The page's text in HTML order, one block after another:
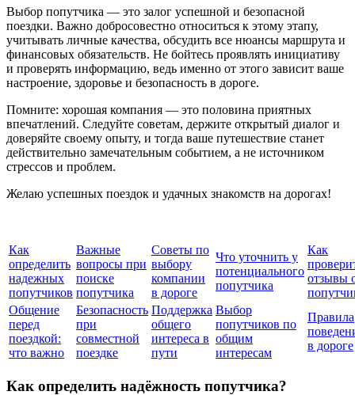
Выбор попутчика — это залог успешной и безопасной
поездки. Важно добросовестно относиться к этому этапу,
учитывать личные качества, обсудить все нюансы маршрута и
финансовых обязательств. Не бойтесь проявлять инициативу
и проверять информацию, ведь именно от этого зависит ваше
настроение, здоровье и безопасность в дороге.
Помните: хорошая компания — это половина приятных
впечатлений. Следуйте советам, держите открытый диалог и
доверяйте своему опыту, и тогда ваше путешествие станет
действительно замечательным событием, а не источником
стрессов и проблем.
Желаю успешных поездок и удачных знакомств на дорогах!
Как
определить
надежных
попутчиков
Важные
вопросы при
поиске
попутчика
Советы по
выбору
компании
в дороге
Что уточнить у
потенциального
попутчика
Как
отзывы
Общение
перед
поездкой:
что важно
Безопасность
при
совместной
поездке
Поддержка
общего
интереса в
пути
Выбор
попутчиков по
общим
интересам
Правила
в дороге
Как определить надёжность попутчика?